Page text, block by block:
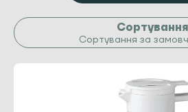
Сортування за